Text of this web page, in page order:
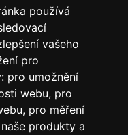
používá
vašeho
pro
pro umožnění
webu, pro
, pro měření
produkty a
tipy, slevy a akce ze světa
odběru
za účelem kontaktování.